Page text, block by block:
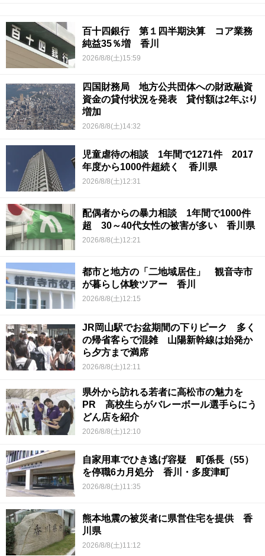
百十四銀行 第１四半期決算 コア業務
純益35％増 香川
2026/8/8(土)15:59
四国財務局 地方公共団体への財政融資
資金の貸付状況を発表 貸付額は2年ぶり
増加
2026/8/8(土)14:32
児童虐待の相談 1年間で1271件 2017
年度から1000件超続く 香川県
2026/8/8(土)12:31
配偶者からの暴力相談 1年間で1000件
超 30～40代女性の被害が多い 香川県
2026/8/8(土)12:21
都市と地方の「二地域居住」 観音寺市
が暮らし体験ツアー 香川
2026/8/8(土)12:15
JR岡山駅でお盆期間の下りピーク 多く
の帰省客らで混雑 山陽新幹線は始発か
ら夕方まで満席
2026/8/8(土)12:11
県外から訪れる若者に高松市の魅力を
PR 高校生らがバレーボール選手らにう
どん店を紹介
2026/8/8(土)12:10
自家用車でひき逃げ容疑 町係長（55）
を停職6カ月処分 香川・多度津町
2026/8/8(土)11:35
熊本地震の被災者に県営住宅を提供 香
川県
2026/8/8(土)11:12